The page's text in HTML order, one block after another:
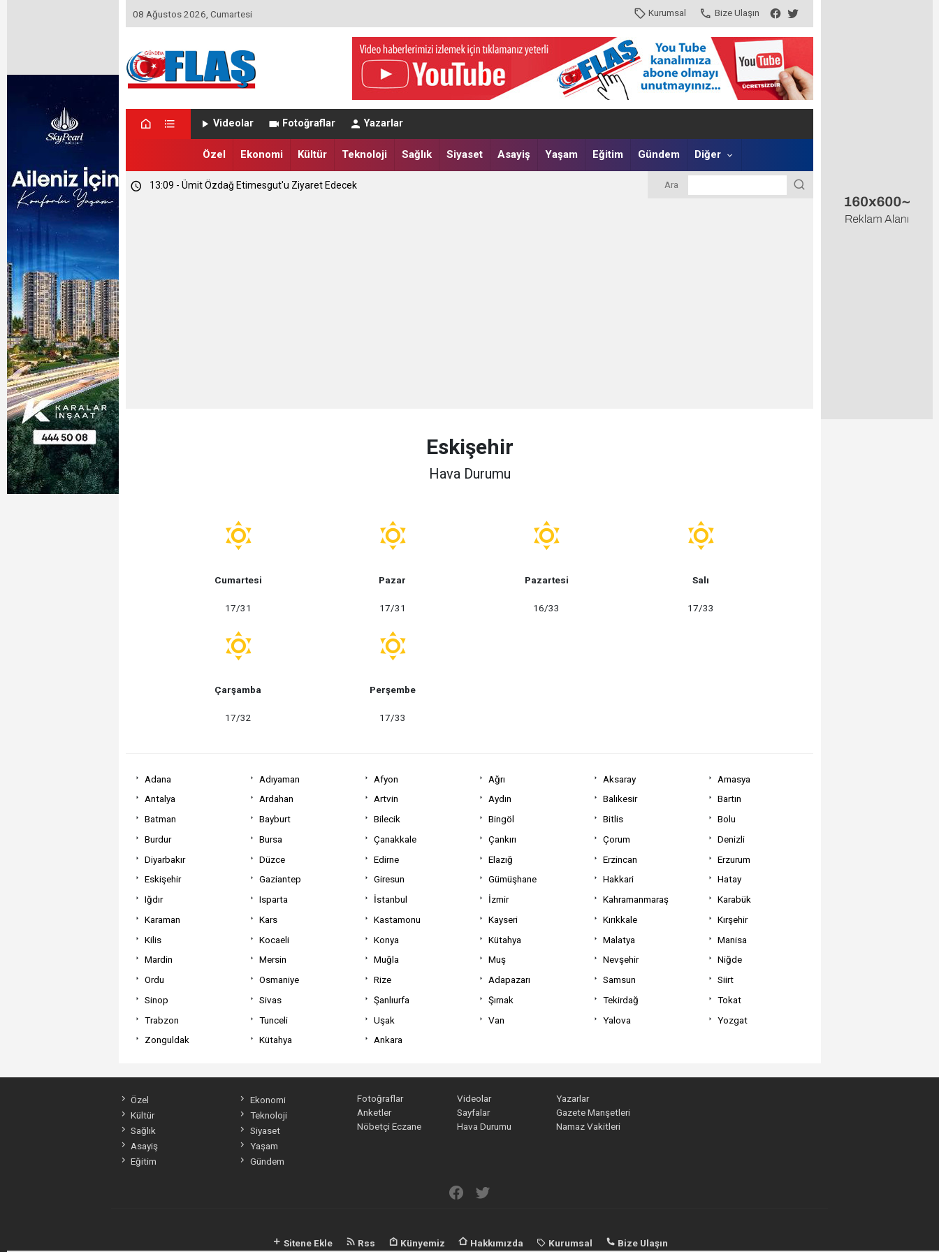
08 Ağustos 2026, Cumartesi Kurumsal Bize Ulaşın
Videolar Fotoğraflar Yazarlar
Özel Ekonomi Kültür Teknoloji Sağlık Siyaset Asayiş Yaşam Eğitim Gündem Diğer
23:46 - Memet Yula'dan Etimesgut Değerlendirmesi
13:09 - Ümit Özdağ Etimesgut'u Ziyaret Edecek Ara
Eskişehir
Hava Durumu
Cumartesi
17/31
Pazar
17/31
Pazartesi
16/33
Salı
17/33
Çarşamba
17/32
Perşembe
17/33
Adana Adıyaman Afyon Ağrı Aksaray
Amasya
Antalya
Ardahan Artvin Aydın Balıkesir
Bartın
Batman
Bayburt Bilecik Bingöl Bitlis
Bolu
Burdur
Bursa Çanakkale Çankırı Çorum
Denizli
Diyarbakır
Düzce Edirne Elazığ Erzincan
Erzurum
Eskişehir
Gaziantep Giresun Gümüşhane Hakkari
Hatay
Iğdır
Isparta İstanbul İzmir Kahramanmaraş
Karabük
Karaman
Kars Kastamonu Kayseri Kırıkkale
Kırşehir
Kilis
Kocaeli Konya Kütahya Malatya
Manisa
Mardin
Mersin Muğla Muş Nevşehir
Niğde
Ordu
Osmaniye Rize Adapazarı Samsun
Siirt
Sinop
Sivas Şanlıurfa Şırnak Tekirdağ
Tokat
Trabzon
Tunceli Uşak Van Yalova
Yozgat
Zonguldak
Kütahya Ankara
Özel
Ekonomi
Kültür
Teknoloji
Sağlık
Siyaset
Asayiş
Yaşam
Eğitim
Gündem
Fotoğraflar Videolar
Yazarlar
Anketler
Sayfalar
Gazete Manşetleri
Nöbetçi Eczane
Hava Durumu Namaz Vakitleri
Sitene Ekle Rss Künyemiz Hakkımızda Kurumsal Bize Ulaşın